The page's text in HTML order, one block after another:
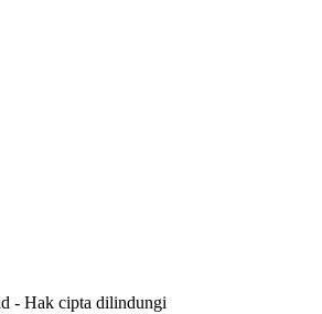
- Hak cipta dilindungi